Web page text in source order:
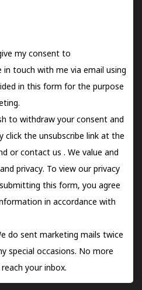
my consent to
touch with me via email using
in this form for the purpose
to withdraw your consent and
click the unsubscribe link at the
orcontact us . We value and
privacy. To view our privacy
this form, you agree
in accordance with
do sent marketing mails twice
special occasions. No more
your inbox.